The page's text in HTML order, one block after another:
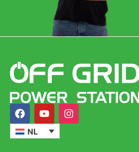
NL